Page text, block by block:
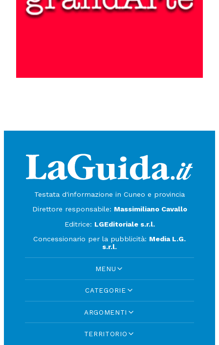
Testata d'informazione in Cuneo e provincia
Direttore responsabile: Massimiliano Cavallo
Editrice: LGEditoriale s.r.l.
Concessionario per la pubblicità: Media L.G.
s.r.l.
MENU
CATEGORIE
ARGOMENTI
TERRITORIO